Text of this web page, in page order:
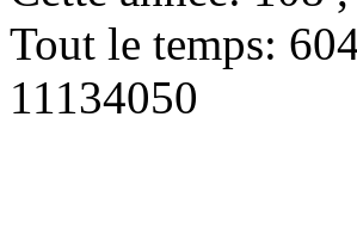
Tout le temps:
11134050